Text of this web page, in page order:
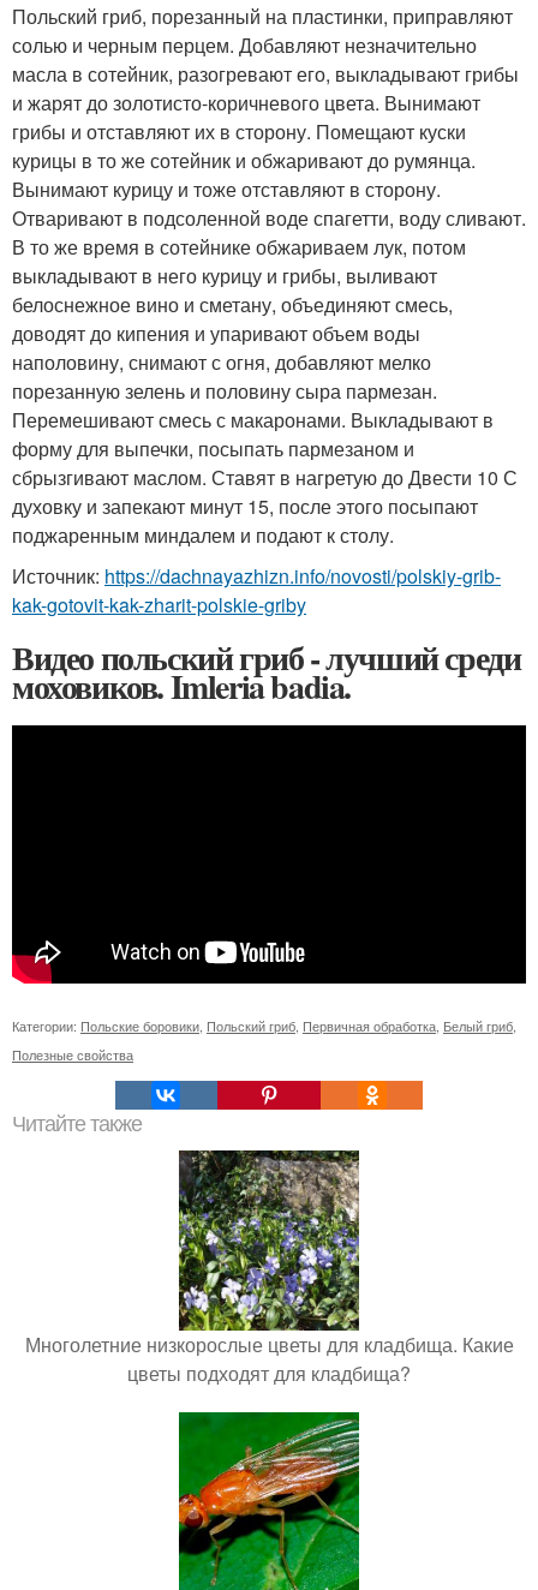
Польский гриб, порезанный на пластинки, приправляют
солью и черным перцем. Добавляют незначительно
масла в сотейник, разогревают его, выкладывают грибы
и жарят до золотисто-коричневого цвета. Вынимают
грибы и отставляют их в сторону. Помещают куски
курицы в то же сотейник и обжаривают до румянца.
Вынимают курицу и тоже отставляют в сторону.
Отваривают в подсоленной воде спагетти, воду сливают.
В то же время в сотейнике обжариваем лук, потом
выкладывают в него курицу и грибы, выливают
белоснежное вино и сметану, объединяют смесь,
доводят до кипения и упаривают объем воды
наполовину, снимают с огня, добавляют мелко
порезанную зелень и половину сыра пармезан.
Перемешивают смесь с макаронами. Выкладывают в
форму для выпечки, посыпать пармезаном и
сбрызгивают маслом. Ставят в нагретую до Двести 10 С
духовку и запекают минут 15, после этого посыпают
поджаренным миндалем и подают к столу.
Источник: https://dachnayazhizn.info/novosti/polskiy-grib-
kak-gotovit-kak-zharit-polskie-griby
Видео польский гриб - лучший среди
моховиков. Imleria badia.
Категории: Польские боровики Польский гриб Первичная обработка Белый гриб
Полезные свойства
Читайте также
Многолетние низкорослые цветы для кладбища. Какие
цветы подходят для кладбища?